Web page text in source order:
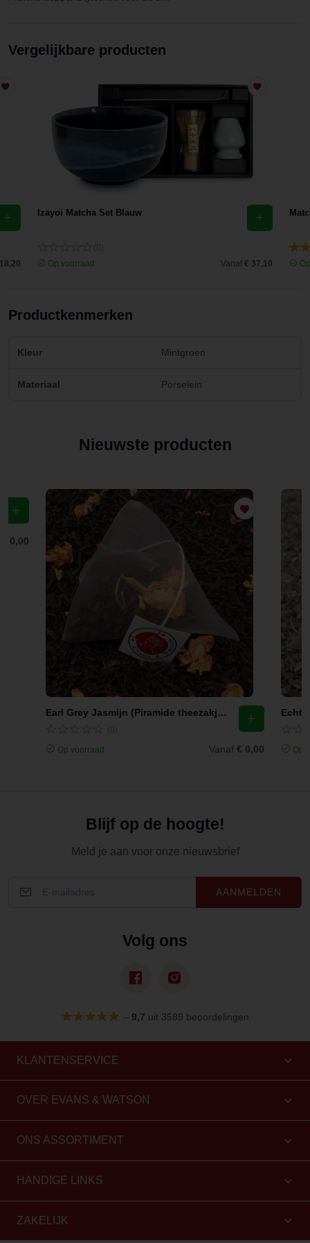
Vergelijkbare producten
Izayoi Matcha Set Blauw
Op voorraad
Vanaf € 37,10
Productkenmerken
Kleur Mintgroen
Materiaal Porselein
Nieuwste producten
€ 0,00
Earl Grey Jasmijn (Piramide theezakjes)
Op voorraad Vanaf € 0,00 Op
Blijf op de hoogte!
Meld je aan voor onze nieuwsbrief
AANMELDEN
Volg ons
– 9,7 uit 3589 beoordelingen
KLANTENSERVICE
OVER EVANS & WATSON
ONS ASSORTIMENT
HANDIGE LINKS
ZAKELIJK